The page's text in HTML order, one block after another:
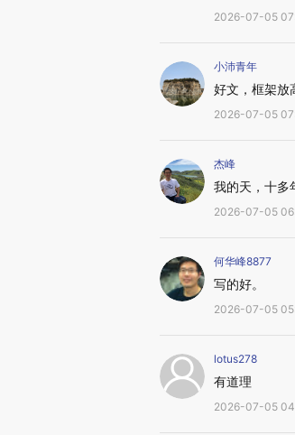
2026-07-05
小沛青年
好文，框架放
2026-07-05
杰峰
我的天，十多
2026-07-05
何华峰8877
写的好。
2026-07-05
lotus278
有道理
2026-07-05